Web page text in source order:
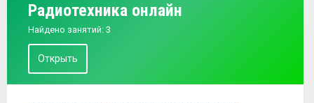
Радиотехника онлайн
Найдено занятий: 3
Открыть